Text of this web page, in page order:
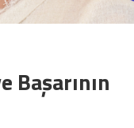
Başarının